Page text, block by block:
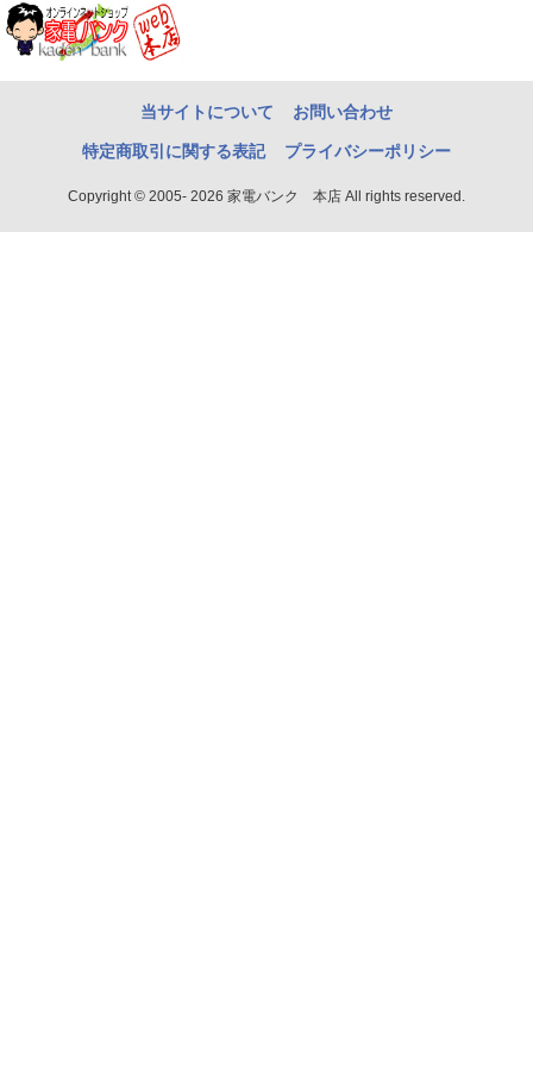
当サイトについて お問い合わせ
特定商取引に関する表記 プライバシーポリシー
Copyright © 2005- 2026 家電バンク 本店 All rights reserved.